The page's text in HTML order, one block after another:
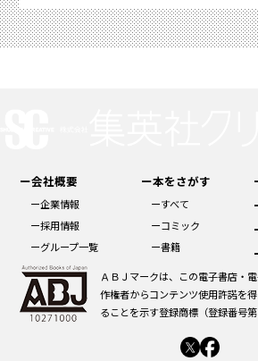
き！
●本人の手書きメッセージ付き
性別や年齢、国などに囚われるこ
視点でみていただける作品にし
切な人”をテーマにしました。
乃木坂46のメンバーとして約9年
経験してきました。
だからこそ写真から滲み出る雰
世の生き様、自分らしさが伝わ れ
写真集をださせていただく事は当
ー会社概要
ー企業情報
ー採用情報
ーグループ一覧
ー本をさがす
ーすべて
ーコミック
ー書籍
ＡＢＪマークは、この電子書店・
作権者からコンテンツ使用許諾を
ることを示す登録商標（登録番号